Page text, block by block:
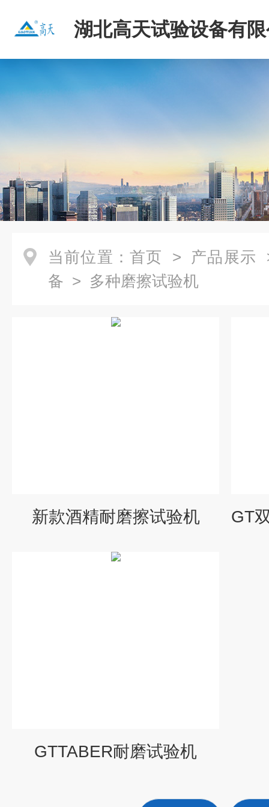
湖北高天试验设备有
当前位置： 首页 > 产品展示
备 > 多种磨擦试验机
新款酒精耐磨擦试验机
GTTABER耐磨试验机